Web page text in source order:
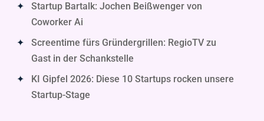
Startup Bartalk: Jochen Beißwenger von
Coworker Ai
Screentime fürs Gründergrillen: RegioTV zu
Gast in der Schankstelle
KI Gipfel 2026: Diese 10 Startups rocken unsere
Startup-Stage